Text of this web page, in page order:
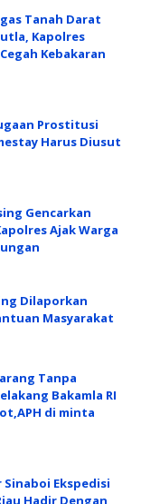
Tanah Darat
Kapolres
Kebakaran
Prostitusi
Harus Diusut
Gencarkan
Ajak Warga
Dilaporkan
Masyarakat
Tanpa
Bakamla RI
di minta
Sinaboi Ekspedisi
Hadir Dengan